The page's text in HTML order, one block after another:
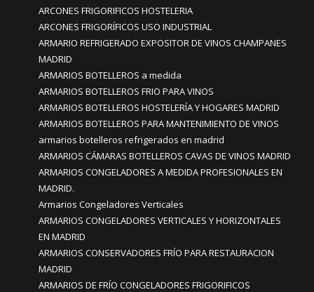
ARCONES FRIGORIFICOS HOSTELERIA
ARCONES FRIGORÍFICOS USO INDUSTRIAL
ARMARIO REFRIGERADO EXPOSITOR DE VINOS CHAMPANES
MADRID
ARMARIOS BOTELLEROS a medida
ARMARIOS BOTELLEROS FRIO PARA VINOS
ARMARIOS BOTELLEROS HOSTELERÍA Y HOGARES MADRID
ARMARIOS BOTELLEROS PARA MANTENIMIENTO DE VINOS
armarios botelleros refrigerados en madrid
ARMARIOS CÁMARAS BOTELLEROS CAVAS DE VINOS MADRID
ARMARIOS CONGELADORES A MEDIDA PROFESIONALES EN
MADRID.
Armarios Congeladores Verticales
ARMARIOS CONGELADORES VERTICALES Y HORIZONTALES
EN MADRID
ARMARIOS CONSERVADORES FRÍO PARA RESTAURACION
MADRID
ARMARIOS DE FRÍO CONGELADORES FRIGORIFICOS